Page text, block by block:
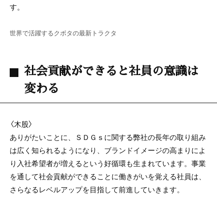
す。
世界で活躍するクボタの最新トラクタ
社会貢献ができると社員の意識は
変わる
〈木股〉
ありがたいことに、ＳＤＧｓに関する弊社の長年の取り組み
は広く知られるようになり、ブランドイメージの高まりによ
り入社希望者が増えるという好循環も生まれています。事業
を通して社会貢献ができることに働きがいを覚える社員は、
さらなるレベルアップを目指して前進していきます。